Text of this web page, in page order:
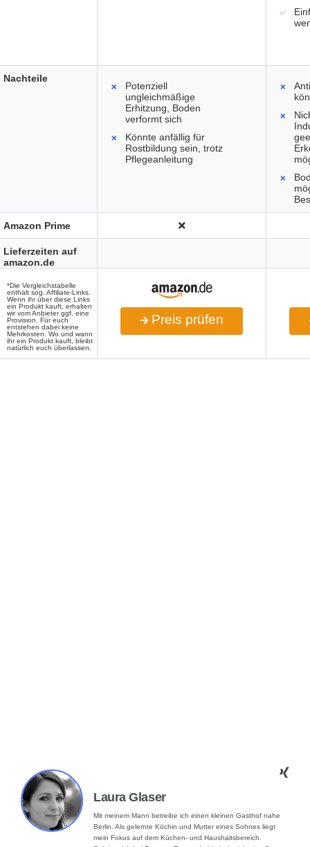
Potenziell
ungleichmäßige
Erhitzung, Boden
verformt sich
Könnte anfällig für
Rostbildung sein, trotz
Pflegeanleitung
Preis prüfen
Nachteile
Amazon Prime
Lieferzeiten auf
amazon.de
*Die Vergleichstabelle
enthält sog. Affiliate-Links.
Wenn ihr über diese Links
ein Produkt kauft, erhalten
wir vom Anbieter ggf. eine
Provision. Für euch
entstehen dabei keine
Mehrkosten. Wo und wann
ihr ein Produkt kauft, bleibt
natürlich euch überlassen.
Laura Glaser
Mit meinem Mann betreibe ich einen kleinen Gasthof nahe
Berlin. Als gelernte Köchin und Mutter eines Sohnes liegt
mein Fokus auf dem Küchen- und Haushaltsbereich.